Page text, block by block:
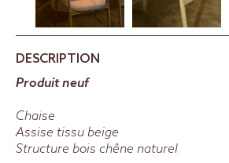
DESCRIPTION
Produit neuf
Chaise
Assise tissu beige
Structure bois chêne naturel